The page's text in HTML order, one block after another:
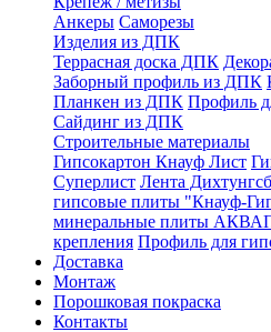
Анкеры Саморезы
Изделия из ДПК
Террасная доска ДПК
Заборный профиль из ДПК
Планкен из ДПК Профиль
Сайдинг из ДПК
Строительные материалы
Гипсокартон Кнауф Лист
Суперлист Лента
гипсовые плиты "Кнауф-
минеральные плиты
крепления Профиль для
Доставка
Монтаж
Порошковая покраска
Контакты